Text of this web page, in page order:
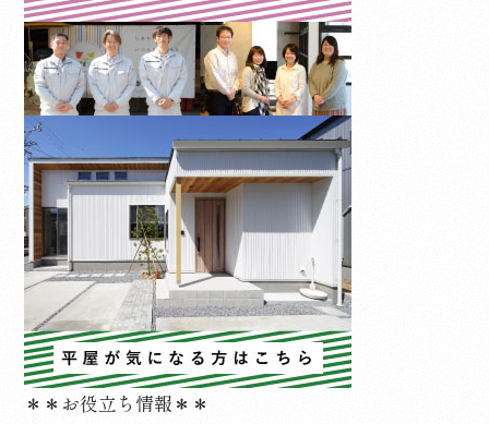
＊＊お役立ち情報＊＊